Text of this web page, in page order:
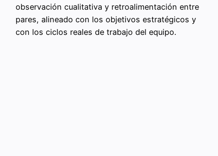
observación cualitativa y retroalimentación entre
pares, alineado con los objetivos estratégicos y
con los ciclos reales de trabajo del equipo.